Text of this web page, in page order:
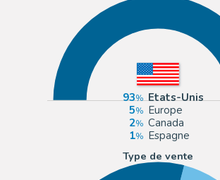
93
Etats-Unis
5
Europe
2
Canada
1
Espagne
Type de vente